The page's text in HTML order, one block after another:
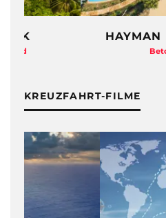
HAYMAN ISLAND
Beton-Beauty
KREUZFAHRT-FILME